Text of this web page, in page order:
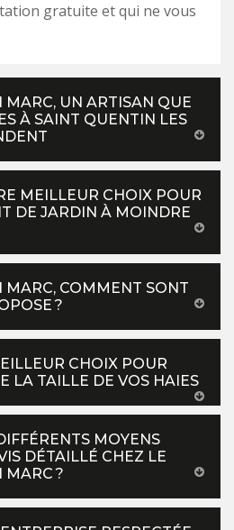
gratuite et qui ne vous
MARC, UN ARTISAN QUE
À SAINT QUENTIN LES
MEILLEUR CHOIX POUR
DE JARDIN À MOINDRE
MARC, COMMENT SONT
?
CHOIX POUR
LA TAILLE DE VOS HAIES
MOYENS
DÉTAILLÉ CHEZ LE
MARC ?